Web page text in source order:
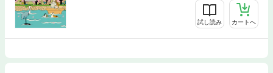
試し読み カートへ